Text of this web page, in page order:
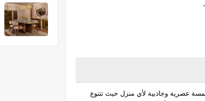
تضيف لمسة عصرية وجاذبية لأي منزل حيث تتنوع